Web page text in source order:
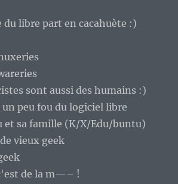
du libre part en cacahuète :)
sont aussi des humains :)
un peu fou du logiciel libre
et sa famille (K/X/Edu/buntu)
vieux geek
de la m—– !